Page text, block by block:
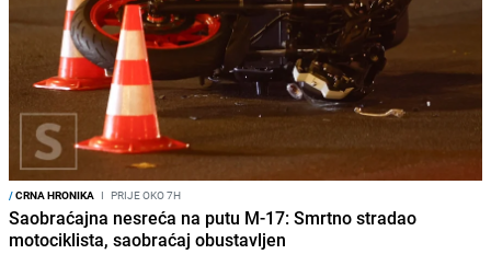
/CRNA HRONIKA I PRIJE OKO 7H
Saobraćajna nesreća na putu M-17: Smrtno stradao
motociklista, saobraćaj obustavljen